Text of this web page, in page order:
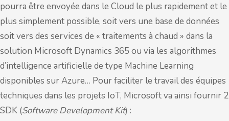
pourra être envoyée dans le Cloud le plus rapidement et le
plus simplement possible, soit vers une base de données
soit vers des services de « traitements à chaud » dans la
solution Microsoft Dynamics 365 ou via les algorithmes
d’intelligence artificielle de type Machine Learning
disponibles sur Azure… Pour faciliter le travail des équipes
techniques dans les projets IoT, Microsoft va ainsi fournir 2
SDK (Software Development Kit) :